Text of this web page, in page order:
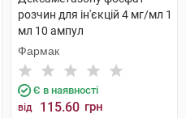
розчин для ін'єкцій 4 мг/мл 1
мл 10 ампул
Фармак
Є в наявності
від 115.60 грн